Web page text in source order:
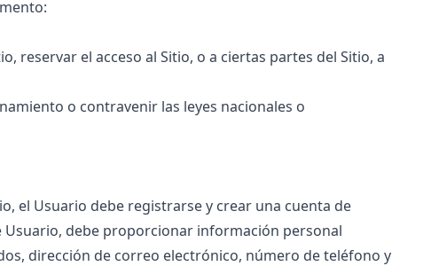
reservar el acceso al Sitio, o a ciertas partes del Sitio, a
o contravenir las leyes nacionales o
el Usuario debe registrarse y crear una cuenta de
Usuario, debe proporcionar información personal
dirección de correo electrónico, número de teléfono y